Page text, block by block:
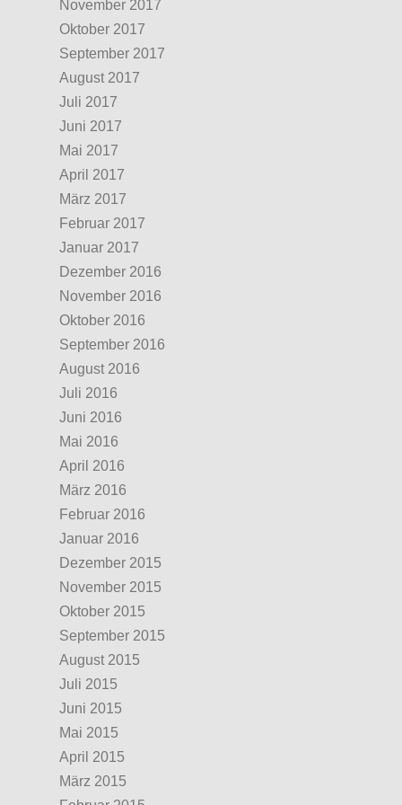
November 2017
Oktober 2017
September 2017
August 2017
Juli 2017
Juni 2017
Mai 2017
April 2017
März 2017
Februar 2017
Januar 2017
Dezember 2016
November 2016
Oktober 2016
September 2016
August 2016
Juli 2016
Juni 2016
Mai 2016
April 2016
März 2016
Februar 2016
Januar 2016
Dezember 2015
November 2015
Oktober 2015
September 2015
August 2015
Juli 2015
Juni 2015
Mai 2015
April 2015
März 2015